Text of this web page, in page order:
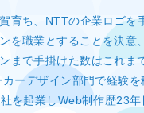
育ち、NTTの企業ロゴを
を職業とすることを決意
まで手掛けた数はこれま
ーデザイン部門で経験を
を起業しWeb制作歴23